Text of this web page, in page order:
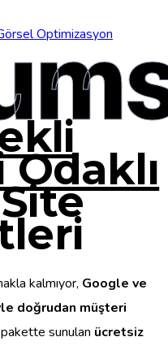
Optimizasyon
kalmıyor, Google ve
doğrudan müşteri
sunulan ücretsiz